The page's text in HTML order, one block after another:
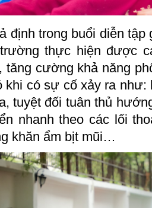
định trong buổi diễn tập
thực hiện được
tăng cường khả năng
khi có sự cố xảy ra
tuyệt đối tuân thủ
nhanh theo các lối
khăn ẩm bịt mũi…